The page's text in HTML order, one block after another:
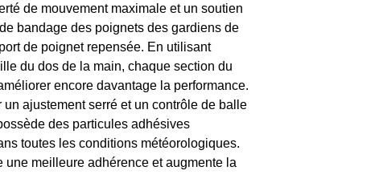
de mouvement maximale et un soutien
bandage des poignets des gardiens de
de poignet repensée. En utilisant
du dos de la main, chaque section du
encore davantage la performance.
ajustement serré et un contrôle de balle
des particules adhésives
toutes les conditions météorologiques.
meilleure adhérence et augmente la